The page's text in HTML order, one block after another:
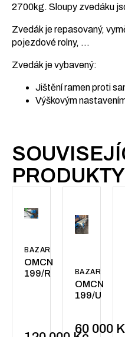
2700kg. Sloupy zvedáku
Zvedák je repasovaný,
pojezdové rolny, …
Zvedák je vybavený:
Jištění ramen proti
Výškovým
PRODUKTY
BAZAR
OMCN
199/R
BAZAR
OMCN
199/U
60 000